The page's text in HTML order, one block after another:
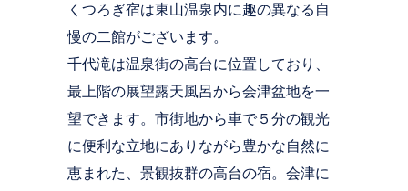
くつろぎ宿は東山温泉内に趣の異なる自
慢の二館がございます。
千代滝は温泉街の高台に位置しており、
最上階の展望露天風呂から会津盆地を一
望できます。市街地から車で５分の観光
に便利な立地にありながら豊かな自然に
恵まれた、景観抜群の高台の宿。会津に